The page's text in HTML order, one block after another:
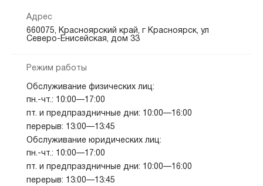
Адрес
660075, Красноярский край, г Красноярск, ул
Северо-Енисейская, дом 33
Режим работы
Обслуживание физических лиц:
пн.-чт.: 10:00—17:00
пт. и предпраздничные дни: 10:00—16:00
перерыв: 13:00—13:45
Обслуживание юридических лиц:
пн.-чт.: 10:00—17:00
пт. и предпраздничные дни: 10:00—16:00
перерыв: 13:00—13:45